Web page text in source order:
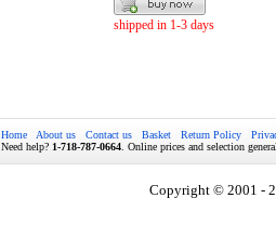
shipped in 1-3 days
Home About us Contact us Basket Return Policy
Need help? 1-718-787-0664 . Online prices and selection
Copyright © 2001 -